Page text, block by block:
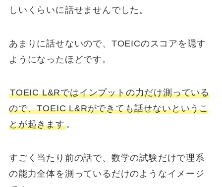
しいくらいに話せませんでした。
あまりに話せないので、TOEICのスコアを隠す
ようになったほどです。
TOEIC L&Rではインプットの力だけ測っている
ので、TOEIC L&Rができても話せないというこ
とが起きます。
すごく当たり前の話で、数学の試験だけで理系
の能力全体を測っているだけのようなイメージ